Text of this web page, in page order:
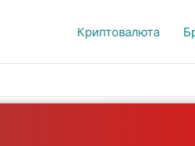
Криптовалюта